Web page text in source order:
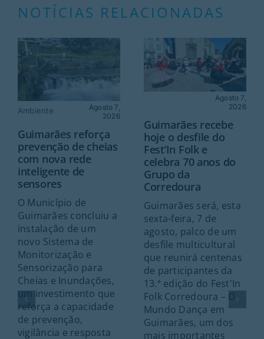
NOTÍCIAS RELACIONADAS
Ambiente
Agosto 7,
2026
Guimarães reforça
prevenção de cheias
com nova rede
inteligente de
sensores
O Município de
Guimarães concluiu a
instalação de um
novo Sistema de
Monitorização e
Sensorização para
Cheias e Inundações,
um investimento que
reforça a capacidade
de prevenção,
vigilância e resposta
Agosto 7,
2026
Guimarães recebe
hoje o desfile do
Fest’In Folk e
celebra 70 anos do
Grupo da
Corredoura
Guimarães será, esta
sexta-feira, 7 de
agosto, palco de um
desfile multicultural
que reunirá centenas
de participantes da
13.ª edição do Fest'In
Folk Corredoura – O
Mundo Dança em
Guimarães, um dos
mais importantes